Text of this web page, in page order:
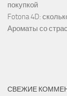
покупкой
Fotona 4D:
Ароматы со
СВЕЖИЕ